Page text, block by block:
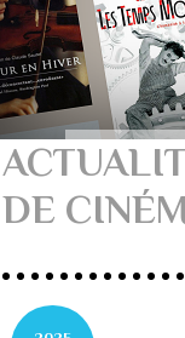
DE